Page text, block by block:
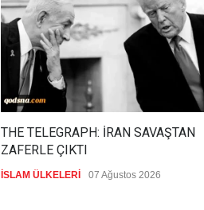
THE TELEGRAPH: İRAN SAVAŞTAN
ZAFERLE ÇIKTI
İSLAM ÜLKELERİ 07 Ağustos 2026